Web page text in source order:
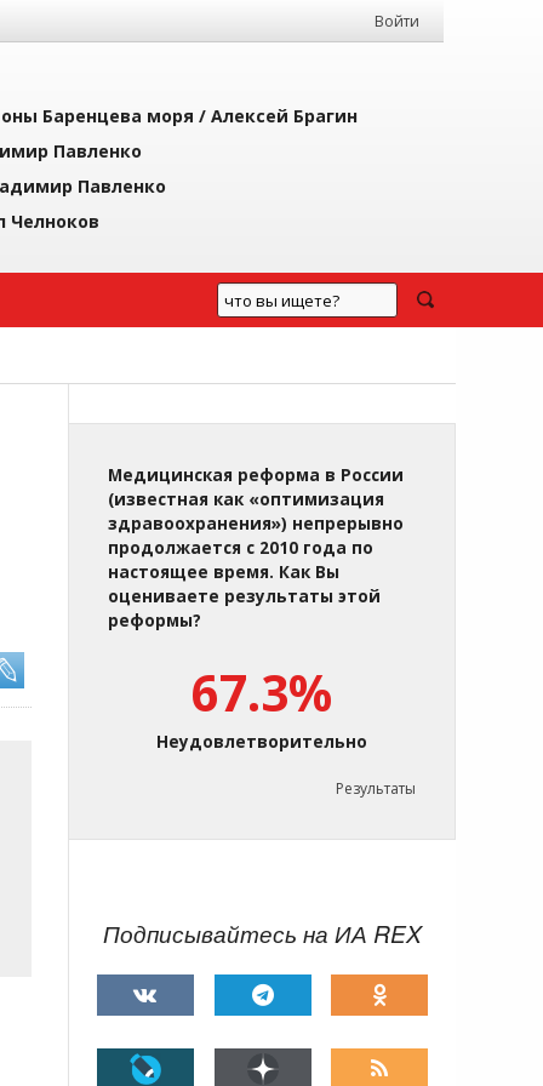
Войти
Баренцева моря / Алексей Брагин
Павленко
Павленко
Челноков
Медицинская реформа в России
(известная как «оптимизация
здравоохранения») непрерывно
продолжается с 2010 года по
настоящее время. Как Вы
оцениваете результаты этой
реформы?
67.3%
Неудовлетворительно
Результаты
Подписывайтесь на ИА REX